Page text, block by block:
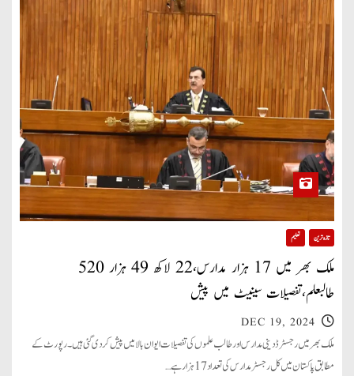
تازہ ترین تعلیم
ملک بھر میں 17 ہزار مدارس،22 لاکھ 49 ہزار 520
طالبعلم،تفصیلات سینیٹ میں پیش
DEC 19, 2024
ملک بھر میں رجسٹرڈ دینی مدارس اور طالب علموں کی تفصیلات ایوان بالا میں پیش کردی گئی ہیں۔ رپورٹ کے
مطابق پاکستان میں کل رجسٹر مدارس کی تعداد 17ہزار ہے…